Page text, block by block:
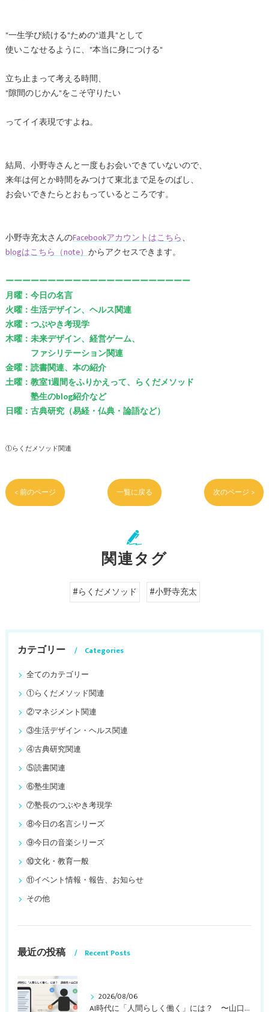
"一生学び続ける"ための"道具"として
使いこなせるように、"本当に身につける"
立ち止まって考える時間、
"隙間のじかん"をこそ守りたい
ってイイ表現ですよね。
結局、小野寺さんと一度もお会いできていないので、
来年は何とか時間をみつけて東北まで足をのばし、
お会いできたらとおもっているところです。
小野寺充太さんのFacebookアカウントはこちら、
blogはこちら（note）からアクセスできます。
ーーーーーーーーーーーーーーーーーーーーーー
月曜：今日の名言
火曜：生活デザイン、ヘルス関連
水曜：つぶやき考現学
木曜：未来デザイン、経営ゲーム、
ファシリテーション関連
金曜：読書関連、本の紹介
土曜：教室1週間をふりかえって、らくだメソッド
塾生のblog紹介など
日曜：古典研究（易経・仏典・論語など）
①らくだメソッド関連
< 前のページ 一覧に戻る 次のページ >
関連タグ
#らくだメソッド #小野寺充太
カテゴリー
Categories
全てのカテゴリー
①らくだメソッド関連
②マネジメント関連
③生活デザイン・ヘルス関連
④古典研究関連
⑤読書関連
⑥塾生関連
⑦塾長のつぶやき考現学
⑧今日の名言シリーズ
⑨今日の音楽シリーズ
⑩文化・教育一般
⑪イベント情報・報告、お知らせ
その他
最近の投稿 Recent Posts
2026/08/06
AI時代に「人間らしく働く」には？ 〜山口周さんのインタビュー記事、動画より〜